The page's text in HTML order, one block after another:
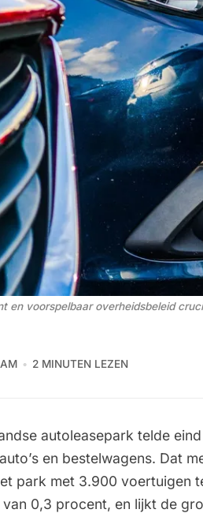
en voorspelbaar overheidsbeleid
2 MINUTEN LEZEN
autoleasepark telde
en bestelwagens. Dat
park met 3.900 voertuigen
0,3 procent, en lijkt de